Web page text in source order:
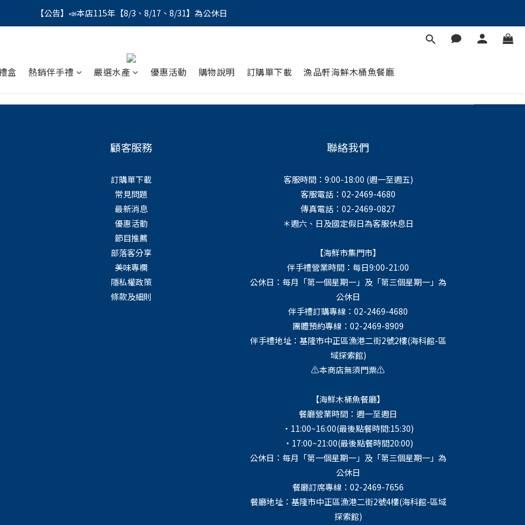
【公告】📣本店115年【8/3、8/17、8/31】為公休日
【公告】📣本店115年【8/3、8/17、8/31】為公休日
【公告】📣本店115年【8/3、8/17、8/31】為公休日
盒 熱銷伴手禮 嚴選水產 優惠活動 購物說明 訂購單下載 漁品軒海鮮木桶魚餐廳
顧客服務
訂購單下載
常見問題
最新消息
優惠活動
節目推薦
部落客分享
美味專欄
隱私權政策
條款及細則
聯絡我們
客服時間：9:00-18:00 (週一至週五)
客服電話：02-2469-4680
傳真電話：02-2469-0827
＊週六、日及國定假日為客服休息日
【海鮮市集門市】
伴手禮營業時間：每日9:00-21:00
公休日：每月「第一個星期一」及「第三個星期一」為
公休日
伴手禮訂購專線：02-2469-4680
團體預約專線：02-2469-8909
伴手禮地址：基隆市中正區漁港二街2號2樓(海科館-區
域探索館)
⚠️本商店無須門票⚠️
【海鮮木桶魚餐廳】
餐廳營業時間：週一至週日
・11:00~16:00(最後點餐時間:15:30)
・17:00~21:00(最後點餐時間20:00)
公休日：每月「第一個星期一」及「第三個星期一」為
公休日
餐廳訂席專線：02-2469-7656
餐廳地址：基隆市中正區漁港二街2號4樓(海科館-區域
探索館)